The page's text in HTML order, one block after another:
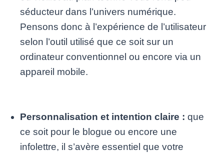
séducteur dans l’univers numérique.
Pensons donc à l’expérience de l’utilisateur
selon l’outil utilisé que ce soit sur un
ordinateur conventionnel ou encore via un
appareil mobile.
Personnalisation et intention claire : que
ce soit pour le blogue ou encore une
infolettre, il s’avère essentiel que votre